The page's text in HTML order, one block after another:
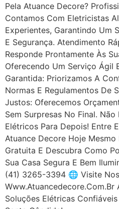
Pela Atuance Decore?
Contamos Com Eletricistas
Experientes, Garantindo Um
E Segurança. Atendimento
Responde Prontamente Às
Oferecendo Um Serviço Ágil
Garantida: Priorizamos A
Normas E Regulamentos De
Justos: Oferecemos
Sem Surpresas No Final.
Elétricos Para Depois! Entre
Atuance Decore Hoje Mesmo
Gratuita E Descubra Como
Sua Casa Segura E Bem
(41) 3265-3394 🌐 Visite
Www.atuancedecore.com.br
Soluções Elétricas